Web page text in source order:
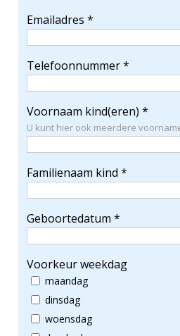
Emailadres *
Telefoonnummer *
Voornaam kind(eren) *
U kunt hier ook meerdere
Familienaam kind *
Geboortedatum *
Voorkeur weekdag
maandag
dinsdag
woensdag